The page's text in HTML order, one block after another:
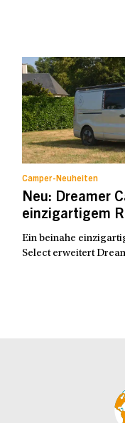
Camper-Neuheiten
Neu: Dreamer
einzigartigem
Ein beinahe
Select erweitert